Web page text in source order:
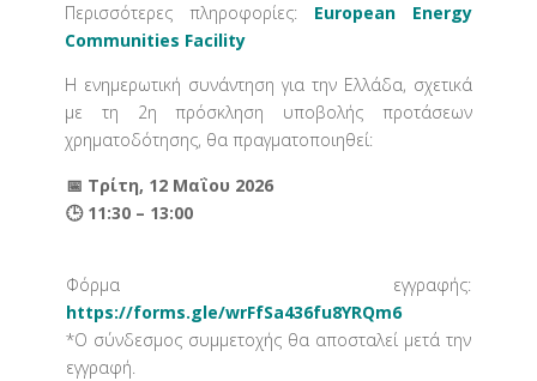
Περισσότερες πληροφορίες: European Energy
Communities Facility
Η ενημερωτική συνάντηση για την Ελλάδα, σχετικά
με τη 2η πρόσκληση υποβολής προτάσεων
χρηματοδότησης, θα πραγματοποιηθεί:
📅 Τρίτη, 12 Μαΐου 2026
🕒 11:30 – 13:00
Φόρμα εγγραφής:
https://forms.gle/wrFfSa436fu8YRQm6
*Ο σύνδεσμος συμμετοχής θα αποσταλεί μετά την
εγγραφή.